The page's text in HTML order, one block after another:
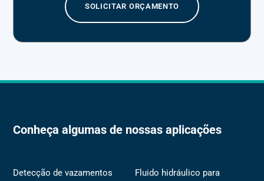
SOLICITAR ORÇAMENTO
Conheça algumas de nossas aplicações
Detecção de vazamentos
Fluido hidráulico para